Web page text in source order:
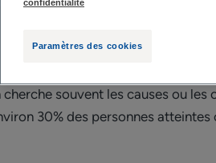
LE PSORIASIS : UNE
souvent les causes ou
30% des personnes
confidentialité
Paramètres des cookies